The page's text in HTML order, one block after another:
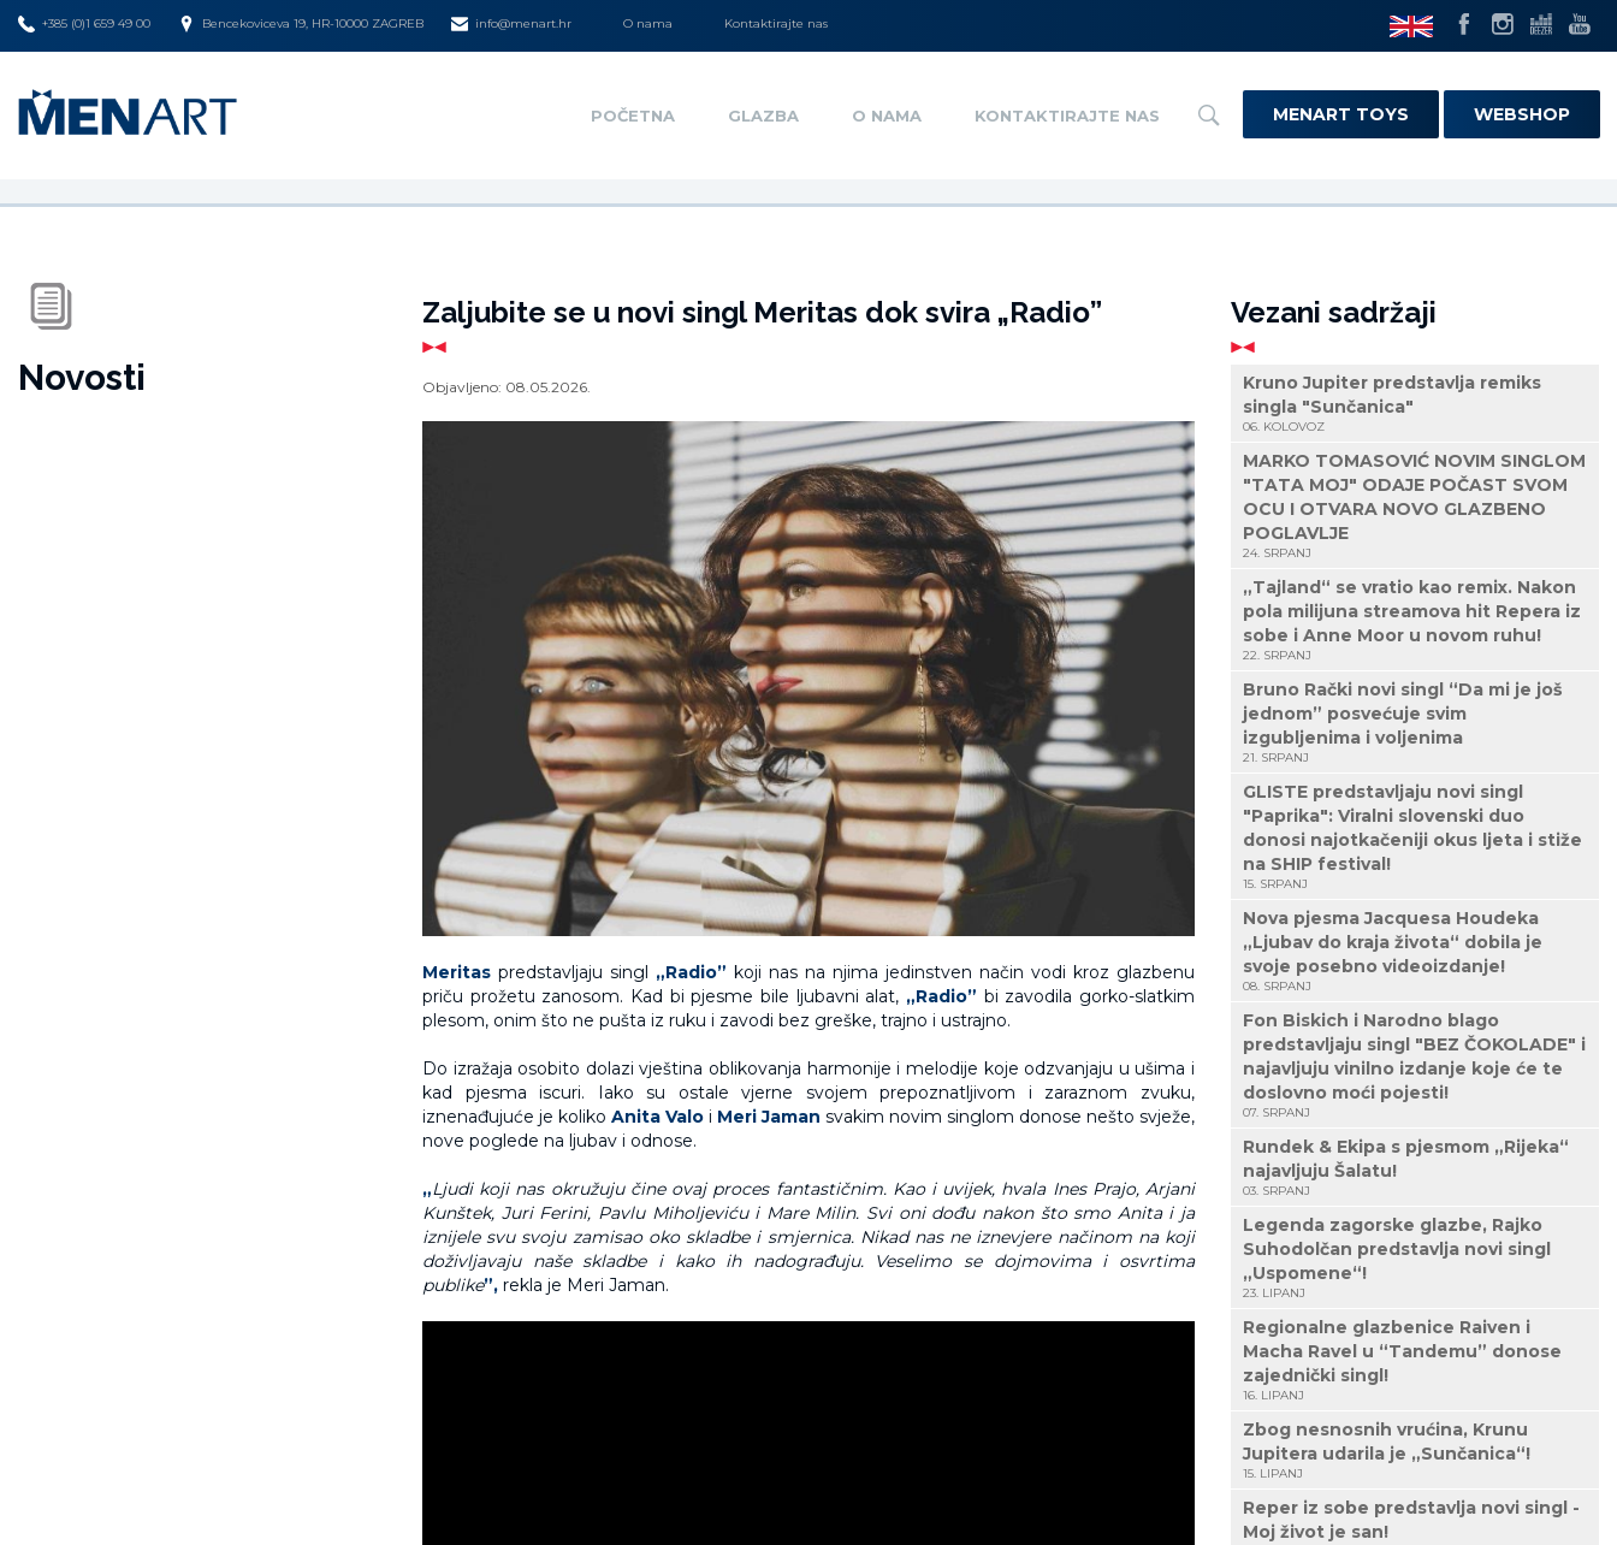
+385 (0)1 659 49 00 Bencekoviceva 19, HR-10000 ZAGREB info@menart.hr O nama Kontaktirajte nas
POČETNA GLAZBA O NAMA KONTAKTIRAJTE NAS MENART TOYS WEBSHOP
Novosti
Zaljubite se u novi singl Meritas dok svira „Radio”
Objavljeno: 08.05.2026.
Meritas predstavljaju singl „Radio” koji nas na njima jedinstven način vodi kroz glazbenu
priču prožetu zanosom. Kad bi pjesme bile ljubavni alat, „Radio” bi zavodila gorko-slatkim
plesom, onim što ne pušta iz ruku i zavodi bez greške, trajno i ustrajno.
Do izražaja osobito dolazi vještina oblikovanja harmonije i melodije koje odzvanjaju u ušima i
kad pjesma iscuri. Iako su ostale vjerne svojem prepoznatljivom i zaraznom zvuku,
iznenađujuće je koliko Anita Valo i Meri Jaman svakim novim singlom donose nešto svježe,
nove poglede na ljubav i odnose.
„Ljudi koji nas okružuju čine ovaj proces fantastičnim. Kao i uvijek, hvala Ines Prajo, Arjani
Kunštek, Juri Ferini, Pavlu Miholjeviću i Mare Milin. Svi oni dođu nakon što smo Anita i ja
iznijele svu svoju zamisao oko skladbe i smjernica. Nikad nas ne iznevjere načinom na koji
doživljavaju naše skladbe i kako ih nadograđuju. Veselimo se dojmovima i osvrtima
publike”, rekla je Meri Jaman.
Vezani sadržaji
Kruno Jupiter predstavlja remiks
singla "Sunčanica"
06. KOLOVOZ
MARKO TOMASOVIĆ NOVIM SINGLOM
"TATA MOJ" ODAJE POČAST SVOM
OCU I OTVARA NOVO GLAZBENO
POGLAVLJE
24. SRPANJ
„Tajland“ se vratio kao remix. Nakon
pola milijuna streamova hit Repera iz
sobe i Anne Moor u novom ruhu!
22. SRPANJ
Bruno Rački novi singl “Da mi je još
jednom” posvećuje svim
izgubljenima i voljenima
21. SRPANJ
GLISTE predstavljaju novi singl
"Paprika": Viralni slovenski duo
donosi najotkačeniji okus ljeta i stiže
na SHIP festival!
15. SRPANJ
Nova pjesma Jacquesa Houdeka
„Ljubav do kraja života“ dobila je
svoje posebno videoizdanje!
08. SRPANJ
Fon Biskich i Narodno blago
predstavljaju singl "BEZ ČOKOLADE" i
najavljuju vinilno izdanje koje će te
doslovno moći pojesti!
07. SRPANJ
Rundek & Ekipa s pjesmom „Rijeka“
najavljuju Šalatu!
03. SRPANJ
Legenda zagorske glazbe, Rajko
Suhodolčan predstavlja novi singl
„Uspomene“!
23. LIPANJ
Regionalne glazbenice Raiven i
Macha Ravel u “Tandemu” donose
zajednički singl!
16. LIPANJ
Zbog nesnosnih vrućina, Krunu
Jupitera udarila je „Sunčanica“!
15. LIPANJ
Reper iz sobe predstavlja novi singl -
Moj život je san!